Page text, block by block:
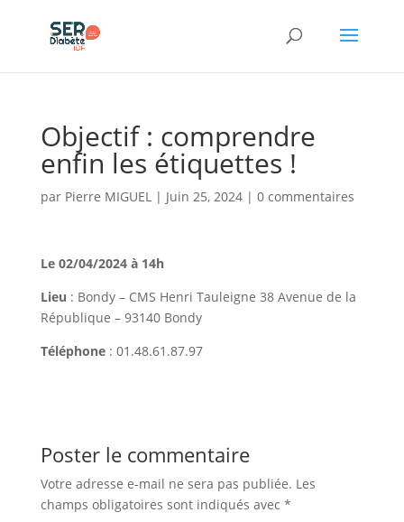
Objectif : comprendre
enfin les étiquettes !
par Pierre MIGUEL| Juin 25, 2024| 0 commentaires
Le 02/04/2024 à 14h
Lieu : Bondy – CMS Henri Tauleigne 38 Avenue de la
République – 93140 Bondy
Téléphone: 01.48.61.87.97
Poster le commentaire
Votre adresse e-mail ne sera pas publiée. Les
champs obligatoires sont indiqués avec *